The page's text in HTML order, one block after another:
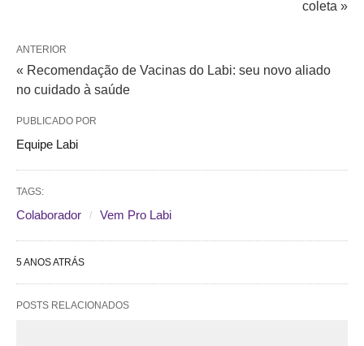
coleta »
ANTERIOR
« Recomendação de Vacinas do Labi: seu novo aliado
no cuidado à saúde
PUBLICADO POR
Equipe Labi
TAGS:
Colaborador Vem Pro Labi
5 ANOS ATRÁS
POSTS RELACIONADOS